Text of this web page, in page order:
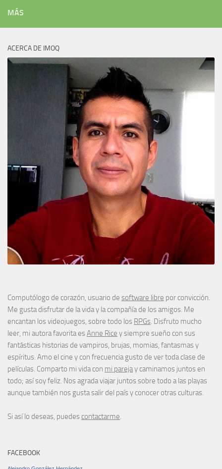
MÁS
ACERCA DE IMOQ
Computólogo de corazón, usuario de software libre por convicción.
Me gusta disfrutar de la vida y la compañía de los amigos. Me
encantan los videojuegos, sobre todo los RPGs. Disfruto mucho
leer, mi autora favorita esAnne Rice y siempre sueño con sus
fantásticas historias de vampiros, brujas, momias, fantasmas y
espíritus. Amo el cine y con frecuencia gusto de ver toda clase de
películas. Comparto mi vida con mi parejay caminamos juntos en
todo; así soy feliz. Nos agrada viajar juntos sobre todo a las playas
aunque también nos gusta salir del país y conocer otras culturas.
Si así lo deseas, puedes contactarme.
FACEBOOK